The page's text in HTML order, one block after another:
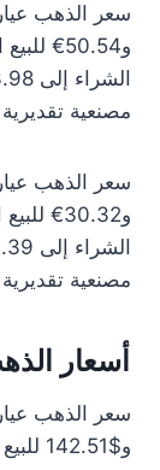
و50.54€
مصنعية تقديرية
و30.32€
مصنعية تقديرية
أسعار